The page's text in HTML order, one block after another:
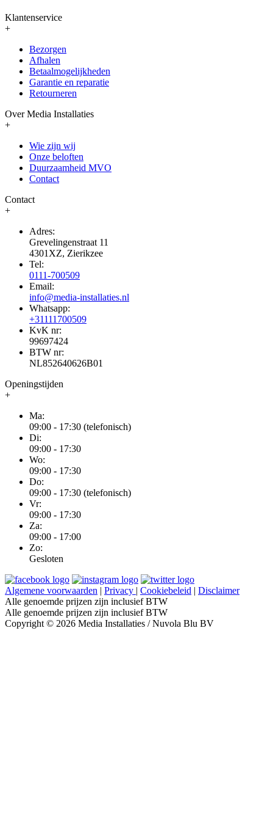
Klantenservice
+
Bezorgen
Afhalen
Betaalmogelijkheden
Garantie en reparatie
Retourneren
Over Media Installaties
+
Wie zijn wij
Onze beloften
Duurzaamheid MVO
Contact
Contact
+
Adres:
Grevelingenstraat 11
4301XZ, Zierikzee
Tel:
0111-700509
Email:
info@media-installaties.nl
Whatsapp:
+31111700509
KvK nr:
99697424
BTW nr:
NL852640626B01
Openingstijden
+
Ma:
09:00 - 17:30 (telefonisch)
Di:
09:00 - 17:30
Wo:
09:00 - 17:30
Do:
09:00 - 17:30 (telefonisch)
Vr:
09:00 - 17:30
Za:
09:00 - 17:00
Zo:
Gesloten
Algemene voorwaarden | Privacy | Cookiebeleid | Disclaimer
Alle genoemde prijzen zijn inclusief BTW
Alle genoemde prijzen zijn inclusief BTW
Copyright © 2026 Media Installaties / Nuvola Blu BV